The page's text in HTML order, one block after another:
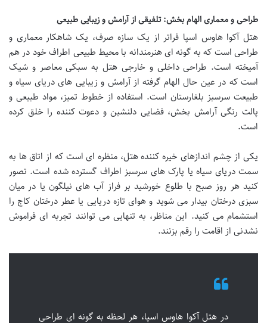
طراحی و معماری الهام بخش: تلفیقی از آرامش و زیبایی طبیعی
هتل آکوا هاوس اسپا فراتر از یک سازه صرف، یک شاهکار معماری و
طراحی است که به گونه ای هنرمندانه با محیط طبیعی اطراف خود در هم
آمیخته است. طراحی داخلی و خارجی هتل به سبکی معاصر و شیک
است که در عین حال الهام گرفته از آرامش و زیبایی های دریای سیاه و
طبیعت سرسبز بلغارستان است. استفاده از خطوط تمیز، مواد طبیعی و
پالت رنگی آرامش بخش، فضایی دلنشین و دعوت کننده را خلق کرده
است.
یکی از چشم اندازهای خیره کننده هتل، منظره ای است که از اتاق ها به
سمت دریای سیاه یا پارک های سرسبز اطراف گسترده شده است. تصور
کنید هر روز صبح با طلوع خورشید بر فراز آب های نیلگون یا در میان
سبزی درختان بیدار می شوید و هوای تازه دریایی یا عطر درختان کاج را
استشمام می کنید. این مناظر، به تنهایی می توانند تجربه ای فراموش
نشدنی از اقامت را رقم بزنند.
در هتل آکوا هاوس اسپا، هر لحظه به گونه ای طراحی